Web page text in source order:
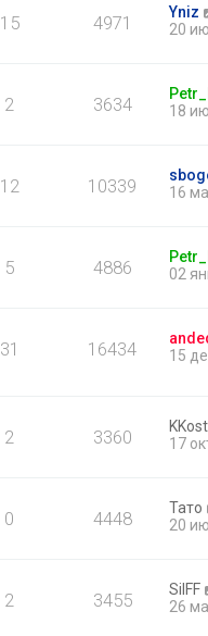
15 4971
Yniz
20
2 3634
18
12 10339
16
5 4886
02
31 16434
15
2 3360
17
0 4448
Тато
20
2 3455
SilFF
26